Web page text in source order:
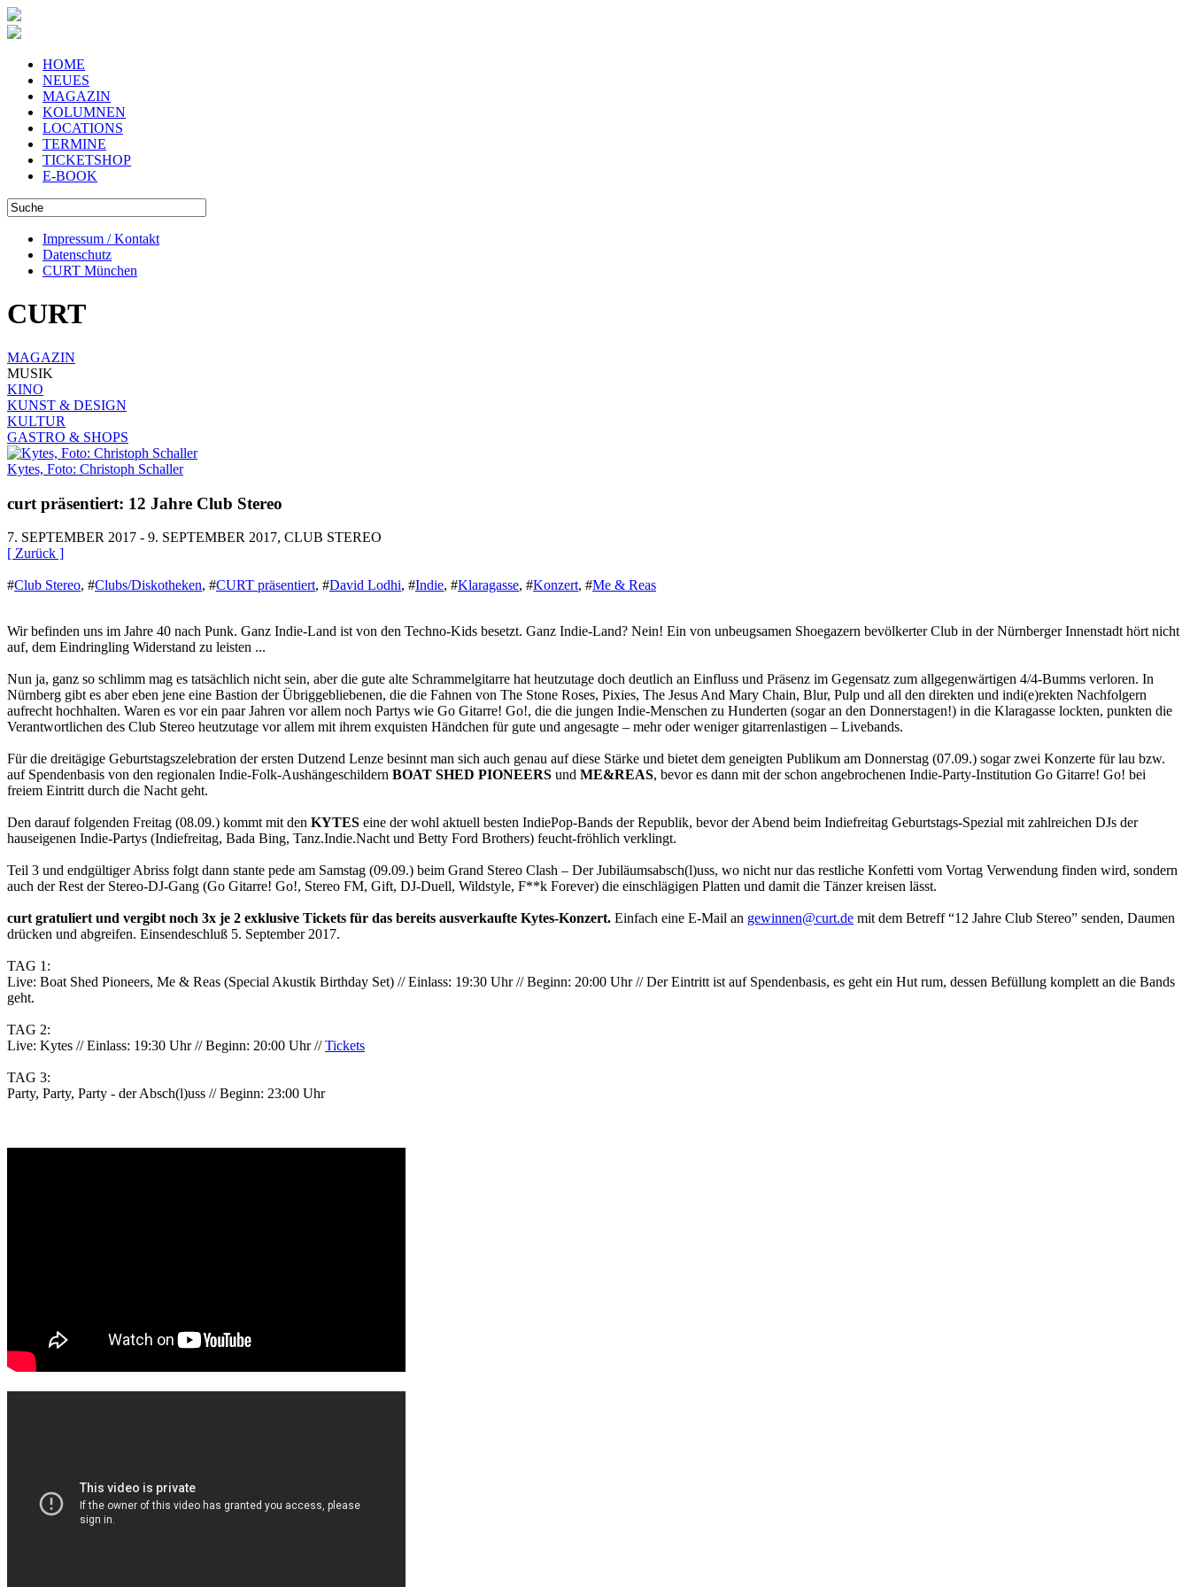
HOME
NEUES
MAGAZIN
KOLUMNEN
LOCATIONS
TERMINE
TICKETSHOP
E-BOOK
Impressum / Kontakt
Datenschutz
CURT München
CURT
MAGAZIN
MUSIK
KINO
KUNST & DESIGN
KULTUR
GASTRO & SHOPS
Kytes, Foto: Christoph Schaller
curt präsentiert: 12 Jahre Club Stereo
7. SEPTEMBER 2017 - 9. SEPTEMBER 2017, CLUB STEREO
[ Zurück ]
#Club Stereo, #Clubs/Diskotheken, #CURT präsentiert, #David Lodhi, #Indie, #Klaragasse, #Konzert, #Me & Reas
Wir befinden uns im Jahre 40 nach Punk. Ganz Indie-Land ist von den Techno-Kids besetzt. Ganz Indie-Land? Nein! Ein von unbeugsamen Shoegazern bevölkerter Club in der Nürnberger Innenstadt hört nicht
auf, dem Eindringling Widerstand zu leisten ...
Nun ja, ganz so schlimm mag es tatsächlich nicht sein, aber die gute alte Schrammelgitarre hat heutzutage doch deutlich an Einfluss und Präsenz im Gegensatz zum allgegenwärtigen 4/4-Bumms verloren. In
Nürnberg gibt es aber eben jene eine Bastion der Übriggebliebenen, die die Fahnen von The Stone Roses, Pixies, The Jesus And Mary Chain, Blur, Pulp und all den direkten und indi(e)rekten Nachfolgern
aufrecht hochhalten. Waren es vor ein paar Jahren vor allem noch Partys wie Go Gitarre! Go!, die die jungen Indie-Menschen zu Hunderten (sogar an den Donnerstagen!) in die Klaragasse lockten, punkten die
Verantwortlichen des Club Stereo heutzutage vor allem mit ihrem exquisten Händchen für gute und angesagte – mehr oder weniger gitarrenlastigen – Livebands.
Für die dreitägige Geburtstagszelebration der ersten Dutzend Lenze besinnt man sich auch genau auf diese Stärke und bietet dem geneigten Publikum am Donnerstag (07.09.) sogar zwei Konzerte für lau bzw.
auf Spendenbasis von den regionalen Indie-Folk-Aushängeschildern BOAT SHED PIONEERS und ME&REAS, bevor es dann mit der schon angebrochenen Indie-Party-Institution Go Gitarre! Go! bei
freiem Eintritt durch die Nacht geht.
Den darauf folgenden Freitag (08.09.) kommt mit den KYTES eine der wohl aktuell besten IndiePop-Bands der Republik, bevor der Abend beim Indiefreitag Geburtstags-Spezial mit zahlreichen DJs der
hauseigenen Indie-Partys (Indiefreitag, Bada Bing, Tanz.Indie.Nacht und Betty Ford Brothers) feucht-fröhlich verklingt.
Teil 3 und endgültiger Abriss folgt dann stante pede am Samstag (09.09.) beim Grand Stereo Clash – Der Jubiläumsabsch(l)uss, wo nicht nur das restliche Konfetti vom Vortag Verwendung finden wird, sondern
auch der Rest der Stereo-DJ-Gang (Go Gitarre! Go!, Stereo FM, Gift, DJ-Duell, Wildstyle, F**k Forever) die einschlägigen Platten und damit die Tänzer kreisen lässt.
curt gratuliert und vergibt noch 3x je 2 exklusive Tickets für das bereits ausverkaufte Kytes-Konzert. Einfach eine E-Mail an gewinnen@curt.de mit dem Betreff “12 Jahre Club Stereo” senden, Daumen
drücken und abgreifen. Einsendeschluß 5. September 2017.
TAG 1:
Live: Boat Shed Pioneers, Me & Reas (Special Akustik Birthday Set) // Einlass: 19:30 Uhr // Beginn: 20:00 Uhr //Der Eintritt ist auf Spendenbasis, es geht ein Hut rum, dessen Befüllung komplett an die Bands
geht.
TAG 2:
Live: Kytes // Einlass: 19:30 Uhr // Beginn: 20:00 Uhr //Tickets
TAG 3:
Party, Party, Party - der Absch(l)uss // Beginn: 23:00 Uhr